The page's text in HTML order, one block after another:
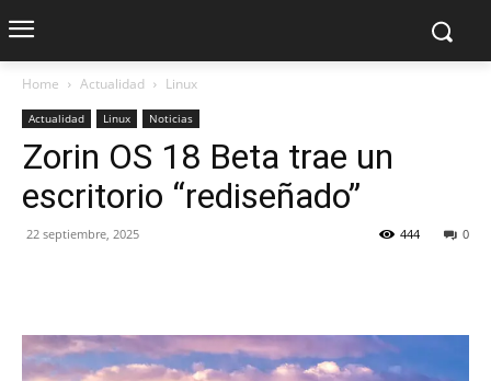
Home Actualidad Linux
Actualidad Linux Noticias
Zorin OS 18 Beta trae un
escritorio “rediseñado”
22 septiembre, 2025 0
444